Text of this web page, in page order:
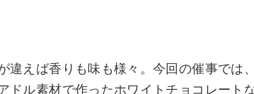
違えば香りも味も様々。今回の催事では
ドル素材で作ったホワイトチョコレート